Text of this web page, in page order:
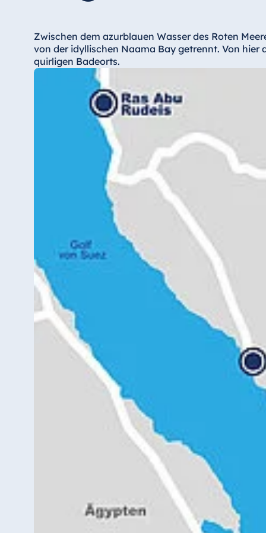
Hotel Düsseldorf
Hotel am Schlossgarten Fulda
Airport Hotel Hannover
Hotel Ingolstadt
Hotel Bellevue Kiel
Hotel Köln
Hotel Königswinter
Hotel Magdeburg
Hotel München
Hotel Stuttgart
Seehotel Timmendorfer Strand
TitiseeHotel Titisee-Neustadt
Strandhotel Travemünde
Hotel Ulm
Star-Apart Hansa Hotel Wiesbaden
Ägypten
Jolie Ville Resort & Casino Sharm El
Sheikh
Albanien
Hotel Plaza Tirana
Resort Marina Bay
Zwischen dem azurblauen Wasser des Roten
von der idyllischen Naama Bay getrennt. Von hier
quirligen Badeorts.